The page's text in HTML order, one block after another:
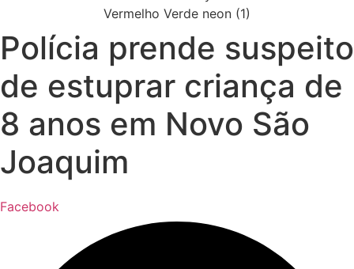
Polícia prende suspeito
de estuprar criança de
8 anos em Novo São
Joaquim
Facebook